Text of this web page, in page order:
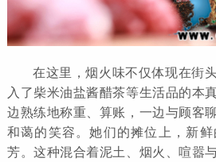
在这里，烟火味不仅体现在街
入了柴米油盐酱醋茶等生活品的本
边熟练地称重、算账，一边与顾客
和蔼的笑容。她们的摊位上，新
芳。这种混合着泥土、烟火、喧嚣